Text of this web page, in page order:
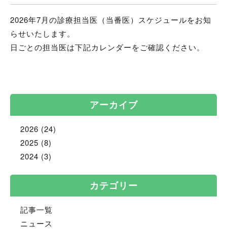
2026年7月の診療担当医（当番医）スケジュールをお知
らせいたします。
日ごとの担当医は下記カレンダーをご確認ください。
アーカイブ
2026 (24)
2025 (8)
2024 (3)
カテゴリー
記事一覧
ニュース